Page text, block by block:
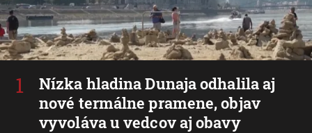
Nízka hladina Dunaja odhalila aj
nové termálne pramene, objav
vyvoláva u vedcov aj obavy